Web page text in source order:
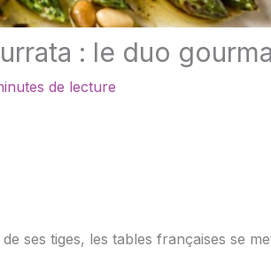
: le duo
de lecture
ses tiges, les tables françaises se